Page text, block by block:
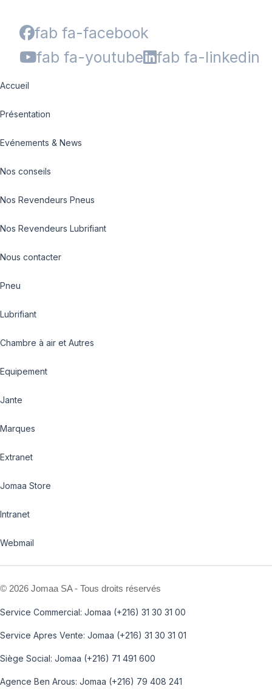
fab fa-facebook
fab fa-youtube
fab fa-linkedin
Accueil
Présentation
Evénements & News
Nos conseils
Nos Revendeurs Pneus
Nos Revendeurs Lubrifiant
Nous contacter
Pneu
Lubrifiant
Chambre à air et Autres
Equipement
Jante
Marques
Extranet
Jomaa Store
Intranet
Webmail
© 2026 Jomaa SA - Tous droits réservés
Service Commercial: Jomaa (+216) 31 30 31 00
Service Apres Vente: Jomaa (+216) 31 30 31 01
Siège Social: Jomaa (+216) 71 491 600
Agence Ben Arous: Jomaa (+216) 79 408 241